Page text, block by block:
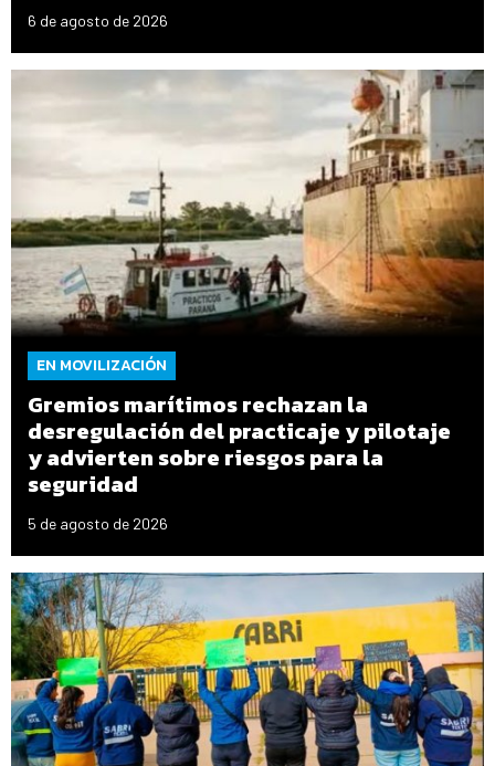
6 de agosto de 2026
EN MOVILIZACIÓN
Gremios marítimos rechazan la
desregulación del practicaje y pilotaje
y advierten sobre riesgos para la
seguridad
5 de agosto de 2026